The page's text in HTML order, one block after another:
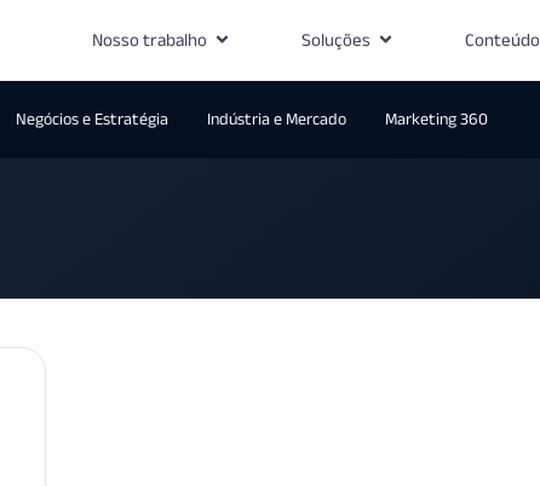
Nosso trabalho Soluções Conteúdo
Negócios e Estratégia Indústria e Mercado Marketing 360